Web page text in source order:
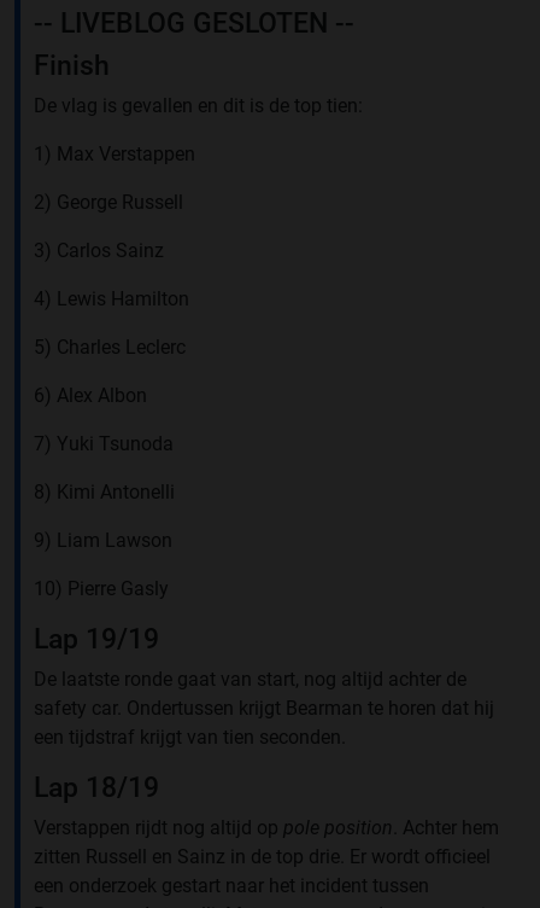
-- LIVEBLOG GESLOTEN --
Finish
De vlag is gevallen en dit is de top tien:
1) Max Verstappen
2) George Russell
3) Carlos Sainz
4) Lewis Hamilton
5) Charles Leclerc
6) Alex Albon
7) Yuki Tsunoda
8) Kimi Antonelli
9) Liam Lawson
10) Pierre Gasly
Lap 19/19
De laatste ronde gaat van start, nog altijd achter de
safety car. Ondertussen krijgt Bearman te horen dat hij
een tijdstraf krijgt van tien seconden.
Lap 18/19
Verstappen rijdt nog altijd op pole position . Achter hem
zitten Russell en Sainz in de top drie. Er wordt officieel
een onderzoek gestart naar het incident tussen